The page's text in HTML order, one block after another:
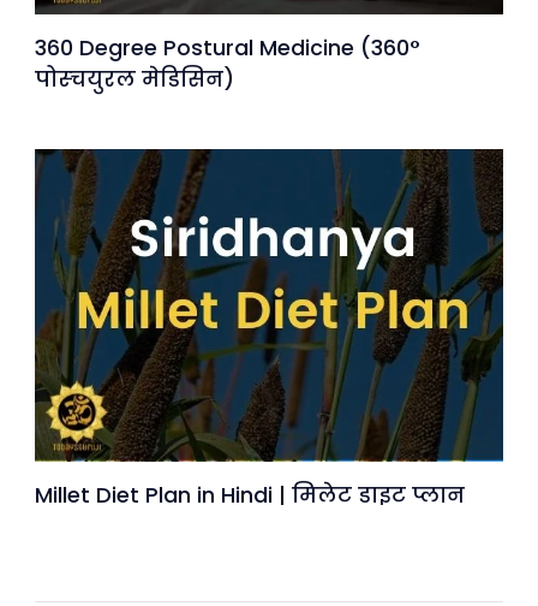
360 Degree Postural Medicine (360°
पोस्चयुरल मेडिसिन)
Millet Diet Plan in Hindi | मिलेट डाइट प्लान